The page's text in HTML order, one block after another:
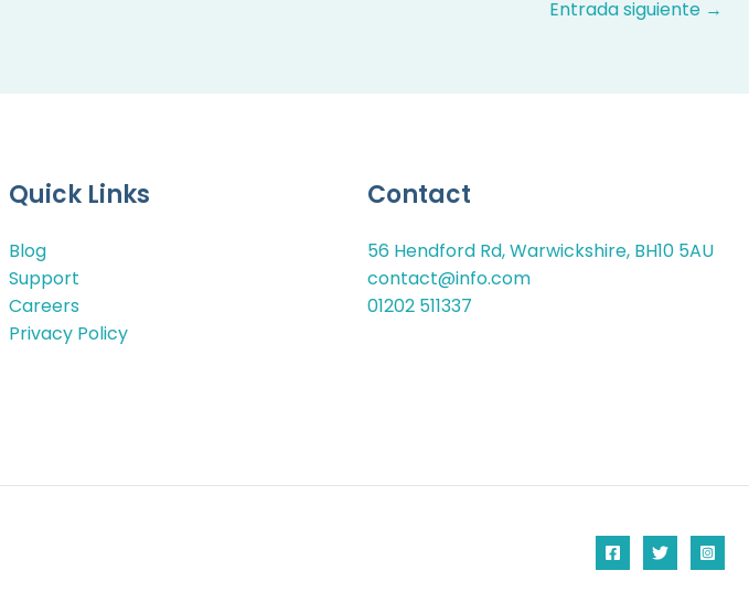
Entrada siguiente →
Quick Links
Blog
Support
Careers
Privacy Policy
Contact
56 Hendford Rd, Warwickshire, BH10 5AU
contact@info.com
01202 511337